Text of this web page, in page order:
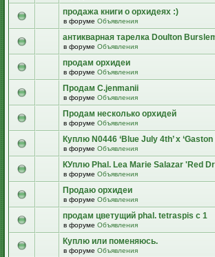
продажа книги о орхидеях :)
в форуме Объявления
антикварная тарелка Doulton
в форуме Объявления
продам орхидеи
в форуме Объявления
Продам C.jenmanii
в форуме Объявления
Продам несколько орхидей
в форуме Объявления
Куплю N0446 ‘Blue July 4th’ x
в форуме Объявления
КУплю Phal. Lea Marie Salazar 'Red
в форуме Объявления
Продаю орхидеи
в форуме Объявления
продам цветущий рhal. tetraspis с 1
в форуме Объявления
Куплю или поменяюсь.
в форуме Объявления